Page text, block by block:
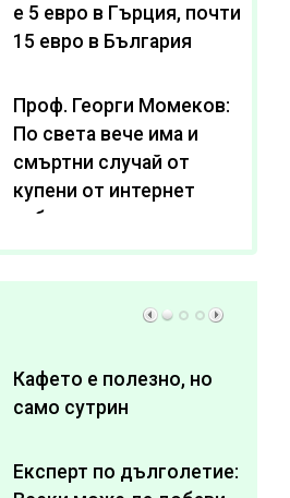
e 5 евро в Гърция, почти
15 евро в България
Проф. Георги Момеков:
По света вече има и
смъртни случай от
купени от интернет
субстанции за
отслабване
Кафето е полезно, но
само сутрин
Експерт по дълголетие: